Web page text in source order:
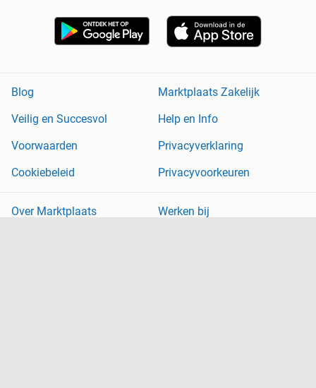
Blog
Marktplaats Zakelijk
Veilig en Succesvol
Help en Info
Voorwaarden
Privacyverklaring
Cookiebeleid
Privacyvoorkeuren
Over Marktplaats
Werken bij